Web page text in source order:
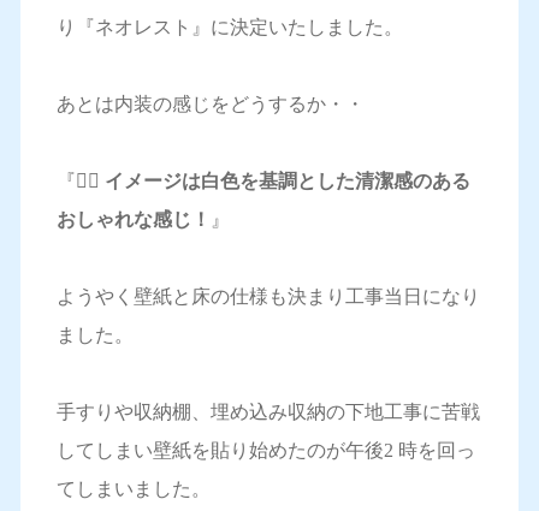
り『ネオレスト』に決定いたしました。
あとは内装の感じをどうするか・・
『🙋‍♀️ イメージは白色を基調とした清潔感のある
おしゃれな感じ！ 』
ようやく壁紙と床の仕様も決まり工事当日になり
ました。
手すりや収納棚、埋め込み収納の下地工事に苦戦
してしまい壁紙を貼り始めたのが午後2 時を回っ
てしまいました。